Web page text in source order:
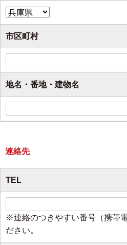
市区町村
地名・番地・建物名
連絡先
TEL
※連絡のつきやすい番号（携帯
ださい。